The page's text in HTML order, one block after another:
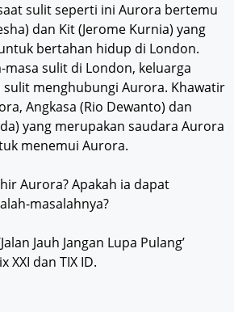
sulit seperti ini Aurora bertemu
dan Kit (Jerome Kurnia) yang
bertahan hidup di London.
masa sulit di London, keluarga
menghubungi Aurora. Khawatir
Angkasa (Rio Dewanto) dan
yang merupakan saudara Aurora
menemui Aurora.
Aurora? Apakah ia dapat
masalahnya?
Jauh Jangan Lupa Pulang’
XXI dan TIX ID.